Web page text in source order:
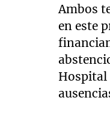
Ambos
en este
Hospital